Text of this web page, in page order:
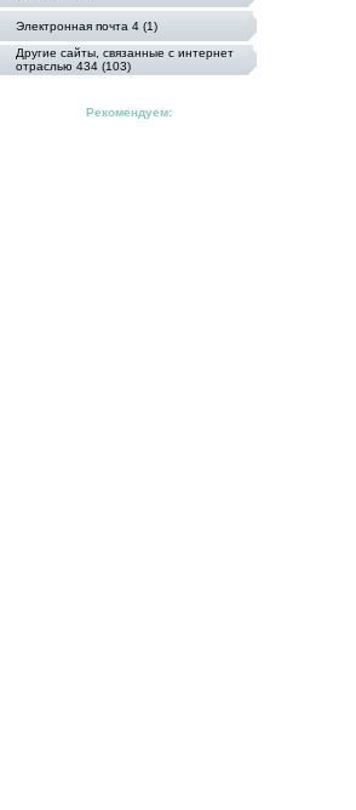
Электронная почта 4 (1)
Другие сайты, связанные с интернет
отраслью 434 (103)
Рекомендуем: